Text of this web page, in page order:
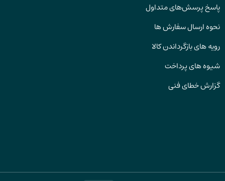
پاسخ پرسش‌های متداول
نحوه ارسال سفارش ها
رویه های بازگرداندن کالا
شیوه های پرداخت
گزارش خطای فنی